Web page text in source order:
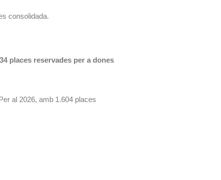
consolidada.
places reservades per a dones
al 2026, amb 1.604 places